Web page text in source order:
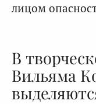
лицом
В
Вильяма